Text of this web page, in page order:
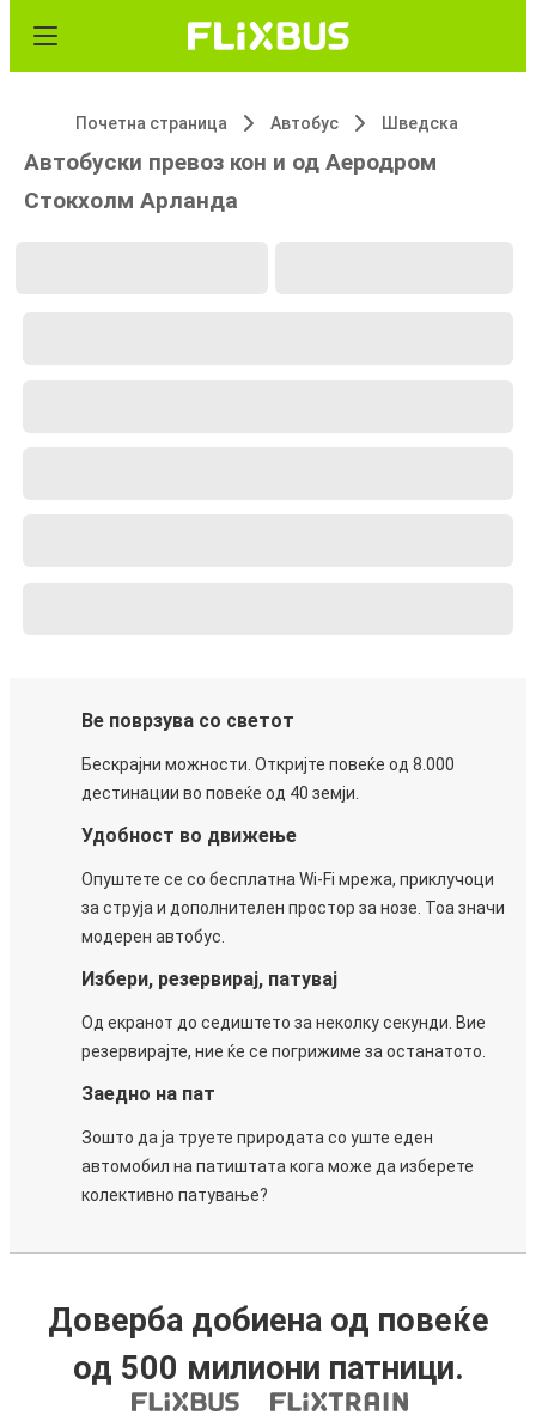
Почетна страница Автобус Шведска
Автобуски превоз кон и од Аеродром
Стокхолм Арланда
Ве поврзува со светот
Бескрајни можности. Откријте повеќе од 8.000
дестинации во повеќе од 40 земји.
Удобност во движење
Опуштете се со бесплатна Wi-Fi мрежа, приклучоци
за струја и дополнителен простор за нозе. Тоа значи
модерен автобус.
Избери, резервирај, патувај
Од екранот до седиштето за неколку секунди. Вие
резервирајте, ние ќе се погрижиме за останатото.
Заедно на пат
Зошто да ја труете природата со уште еден
автомобил на патиштата кога може да изберете
колективно патување?
Доверба добиена од повеќе
од 500 милиони патници.